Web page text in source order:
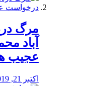
مرگ
آباد
عجیب
اکتبر 21, 2019